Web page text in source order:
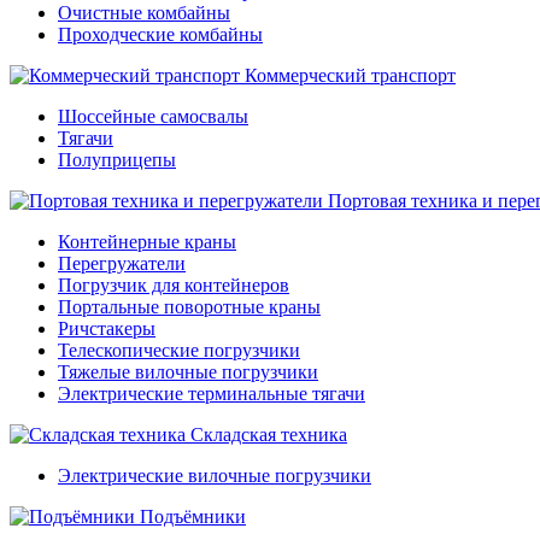
Очистные комбайны
Проходческие комбайны
Коммерческий транспорт
Шоссейные самосвалы
Тягачи
Полуприцепы
Портовая техника и
Контейнерные краны
Перегружатели
Погрузчик для контейнеров
Портальные поворотные краны
Ричстакеры
Телескопические погрузчики
Тяжелые вилочные погрузчики
Электрические терминальные тягачи
Складская техника
Электрические вилочные погрузчики
Подъёмники